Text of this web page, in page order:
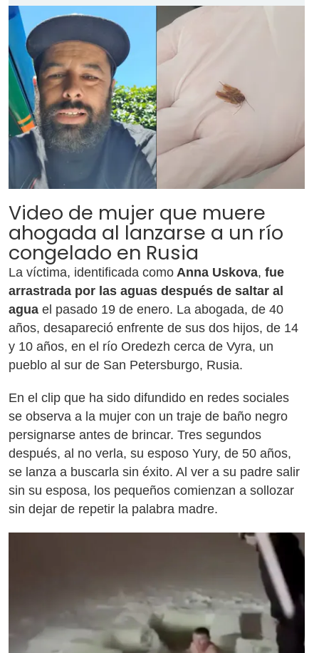
Video de mujer que muere
ahogada al lanzarse a un río
congelado en Rusia
La víctima, identificada como Anna Uskova, fue
arrastrada por las aguas después de saltar al
agua el pasado 19 de enero. La abogada, de 40
años, desapareció enfrente de sus dos hijos, de 14
y 10 años, en el río Oredezh cerca de Vyra, un
pueblo al sur de San Petersburgo, Rusia.
En el clip que ha sido difundido en redes sociales
se observa a la mujer con un traje de baño negro
persignarse antes de brincar. Tres segundos
después, al no verla, su esposo Yury, de 50 años,
se lanza a buscarla sin éxito. Al ver a su padre salir
sin su esposa, los pequeños comienzan a sollozar
sin dejar de repetir la palabra madre.